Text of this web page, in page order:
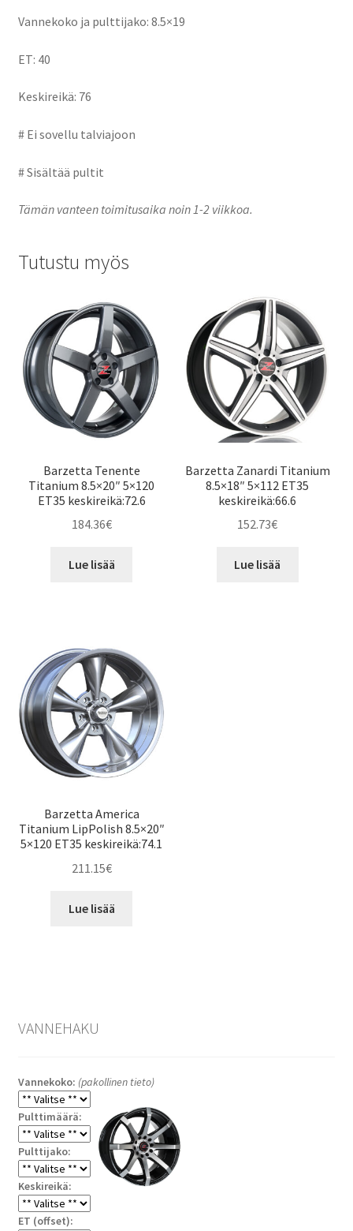
Vannekoko ja pulttijako: 8.5×19
ET: 40
Keskireikä: 76
# Ei sovellu talviajoon
# Sisältää pultit
Tämän vanteen toimitusaika noin 1-2 viikkoa.
Tutustu myös
Barzetta Tenente
Titanium 8.5×20″ 5×120
ET35 keskireikä:72.6
184.36€
Lue lisää
Barzetta Zanardi Titanium
8.5×18″ 5×112 ET35
keskireikä:66.6
152.73€
Lue lisää
Barzetta America
Titanium LipPolish 8.5×20″
5×120 ET35 keskireikä:74.1
211.15€
Lue lisää
VANNEHAKU
Vannekoko: (pakollinen tieto)
Pulttimäärä:
Pulttijako:
Keskireikä:
ET (offset):